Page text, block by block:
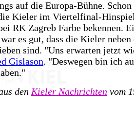
auf die Europa-Bühne. Schon
die Kieler im Viertelfinal-
RK Zagreb Farbe bekennen.
es gut, dass die Kieler neben
sind. "Uns erwarten jetzt
Gislason. "Deswegen bin ich
den Kieler Nachrichten vom